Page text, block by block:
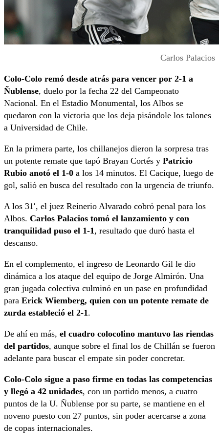
Carlos Palacios
Colo-Colo remó desde atrás para vencer por 2-1 a
Ñublense, duelo por la fecha 22 del Campeonato
Nacional. En el Estadio Monumental, los Albos se
quedaron con la victoria que los deja pisándole los talones
a Universidad de Chile.
En la primera parte, los chillanejos dieron la sorpresa tras
un potente remate que tapó Brayan Cortés y Patricio
Rubio anotó el 1-0 a los 14 minutos. El Cacique, luego de
gol, salió en busca del resultado con la urgencia de triunfo.
A los 31′, el juez Reinerio Alvarado cobró penal para los
Albos. Carlos Palacios tomó el lanzamiento y con
tranquilidad puso el 1-1 , resultado que duró hasta el
descanso.
En el complemento, el ingreso de Leonardo Gil le dio
dinámica a los ataque del equipo de Jorge Almirón. Una
gran jugada colectiva culminó en un pase en profundidad
para Erick Wiemberg, quien con un potente remate de
zurda estableció el 2-1 .
De ahí en más, el cuadro colocolino mantuvo las riendas
del partidos, aunque sobre el final los de Chillán se fueron
adelante para buscar el empate sin poder concretar.
Colo-Colo sigue a paso firme en todas las competencias
y llegó a 42 unidades, con un partido menos, a cuatro
puntos de la U. Ñublense por su parte, se mantiene en el
noveno puesto con 27 puntos, sin poder acercarse a zona
de copas internacionales.